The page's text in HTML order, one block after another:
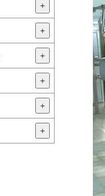
+
+
+
+
+
+